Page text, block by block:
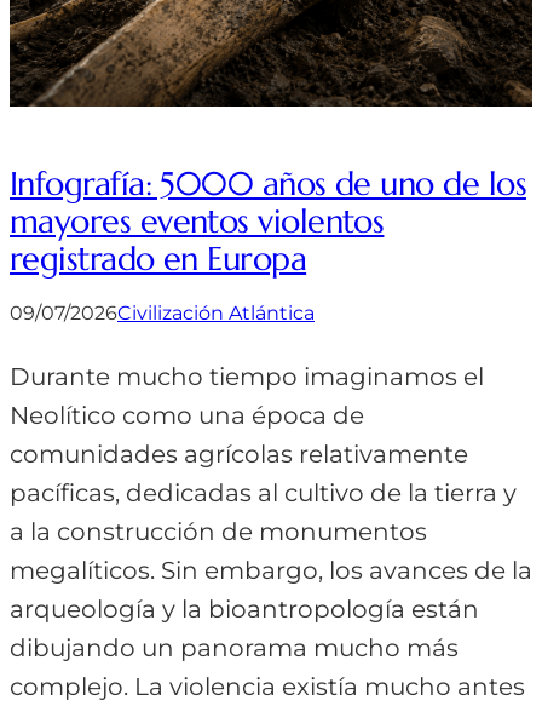
Infografía: 5000 años de uno de los
mayores eventos violentos
registrado en Europa
09/07/2026Civilización Atlántica
Durante mucho tiempo imaginamos el
Neolítico como una época de
comunidades agrícolas relativamente
pacíficas, dedicadas al cultivo de la tierra y
a la construcción de monumentos
megalíticos. Sin embargo, los avances de la
arqueología y la bioantropología están
dibujando un panorama mucho más
complejo. La violencia existía mucho antes